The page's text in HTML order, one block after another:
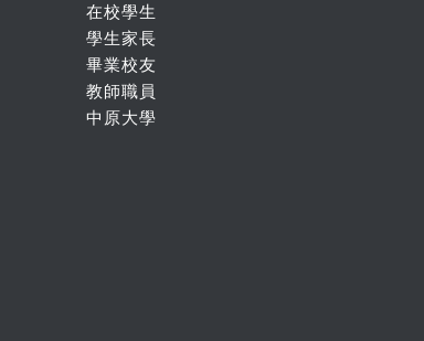
在校學生
學生家長
畢業校友
教師職員
中原大學